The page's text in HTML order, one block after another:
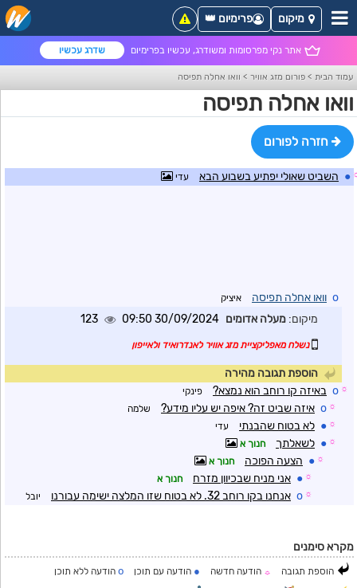
אתר נקי מפרסומות ומשודרג, עכשיו בפרימיום שדרג עכשיו
מיקום פרימיום 👑
עמוד הבית > פורום מזג אוויר > וואו אחלה תפיסה
וואו אחלה תפיסה
חזרה לפורום
● השביט שאולי יפתיע בשבוע הבא עדי
o וואו אחלה תפיסה איציק
מיקום: מעלה אדומים 30/09/2024 09:50
123
נשלח מאפליקציית מזג אוויר לאנדרואיד ולאייפון
הוספת תגובה מהירה
☼
o באיזה קו רוחב הוא נמצא? פינקי
☼
o איזה שביט זה? איפה יש עליו מידע? שלמה
☼
● לא בטוח שהבנתי עדי
☼
● לשאלתך חנוך א
☼
● הצעה הפוכה חנוך א
☼
● אני מניח שבכיוון מזרח חנוך א
☼
o אנחנו בקו רוחב 32. לא בטוח שזו המלצה ישימה עבורנו יובל
מקרא סימנים
הוספת תגובה ☼ הודעה חדשה ● הודעה עם תוכן o הודעה ללא תוכן